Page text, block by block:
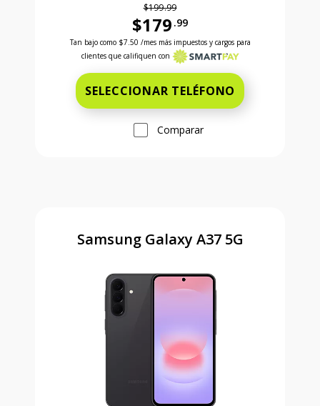
$199.99
$179 .99
Antes el precio era 199 dollars and 99 cents
Tan bajo como $7.50 /mes más impuestos y cargos para
clientes que califiquen con
SELECCIONAR TELÉFONO
Comparar
Samsung Galaxy A37 5G